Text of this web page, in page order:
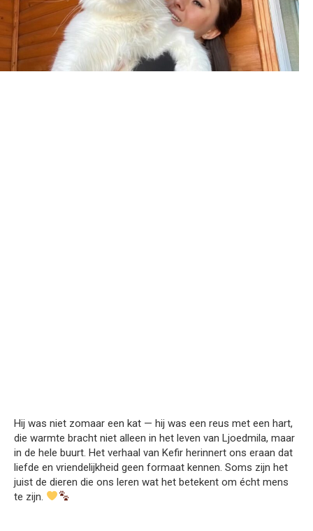
Hij was niet zomaar een kat — hij was een reus met een hart,
die warmte bracht niet alleen in het leven van Ljoedmila, maar
in de hele buurt. Het verhaal van Kefir herinnert ons eraan dat
liefde en vriendelijkheid geen formaat kennen. Soms zijn het
juist de dieren die ons leren wat het betekent om écht mens
te zijn.